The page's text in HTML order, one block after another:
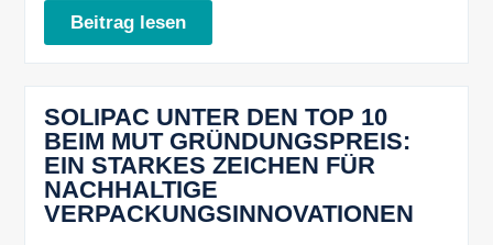
Beitrag lesen
SOLIPAC UNTER DEN TOP 10
BEIM MUT GRÜNDUNGSPREIS:
EIN STARKES ZEICHEN FÜR
NACHHALTIGE
VERPACKUNGSINNOVATIONEN